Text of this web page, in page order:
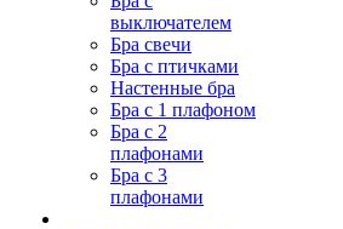
выключателем
Бра свечи
Бра с птичками
Настенные бра
Бра с 1 плафоном
Бра с 2
плафонами
Бра с 3
плафонами